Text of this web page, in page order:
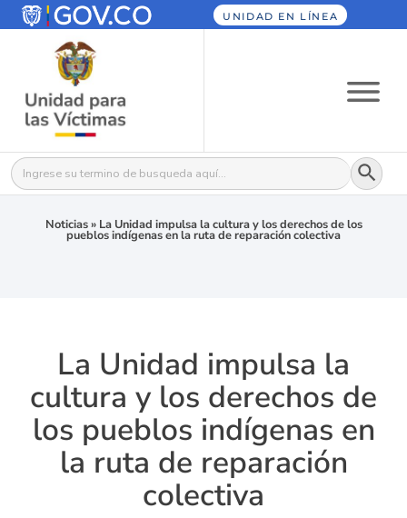
UNIDAD EN LÍNEA
Buscar: Botón
Noticias» La Unidad impulsa la cultura y los derechos de los
pueblos indígenas en la ruta de reparación colectiva
La Unidad impulsa la
cultura y los derechos de
los pueblos indígenas en
la ruta de reparación
colectiva